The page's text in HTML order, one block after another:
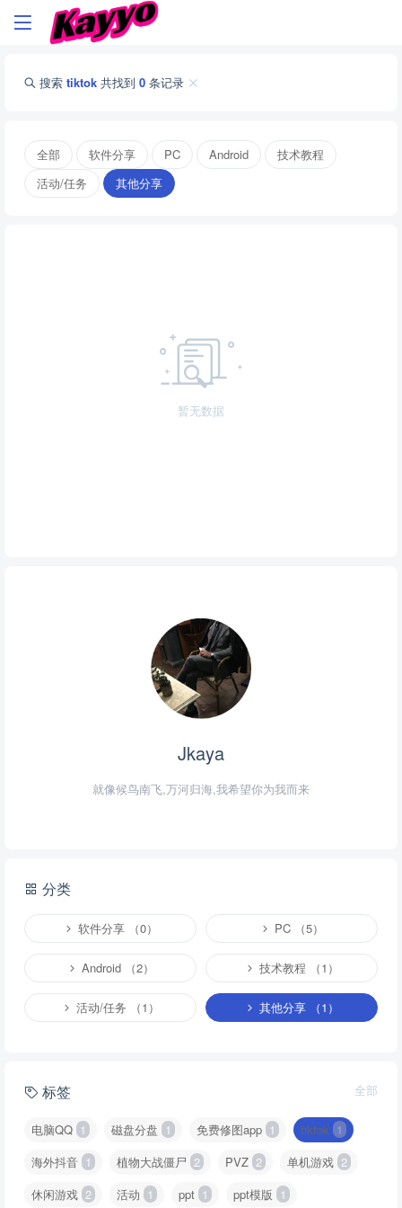
搜索 tiktok 共找到 0 条记录
全部 软件分享 PC Android
技术教程
活动/任务
其他分享
暂无数据
Jkaya
就像候鸟南飞,万河归海,我希望你为我而来
分类
软件分享 （0） PC （5）
Android （2） 技术教程 （1）
活动/任务 （1） 其他分享 （1）
标签 全部
电脑QQ 1 磁盘分盘 1 免费修图app 1 tiktok 1
海外抖音 1 植物大战僵尸 2 PVZ 2 单机游戏 2
休闲游戏 2 活动 1 ppt 1 ppt模版 1